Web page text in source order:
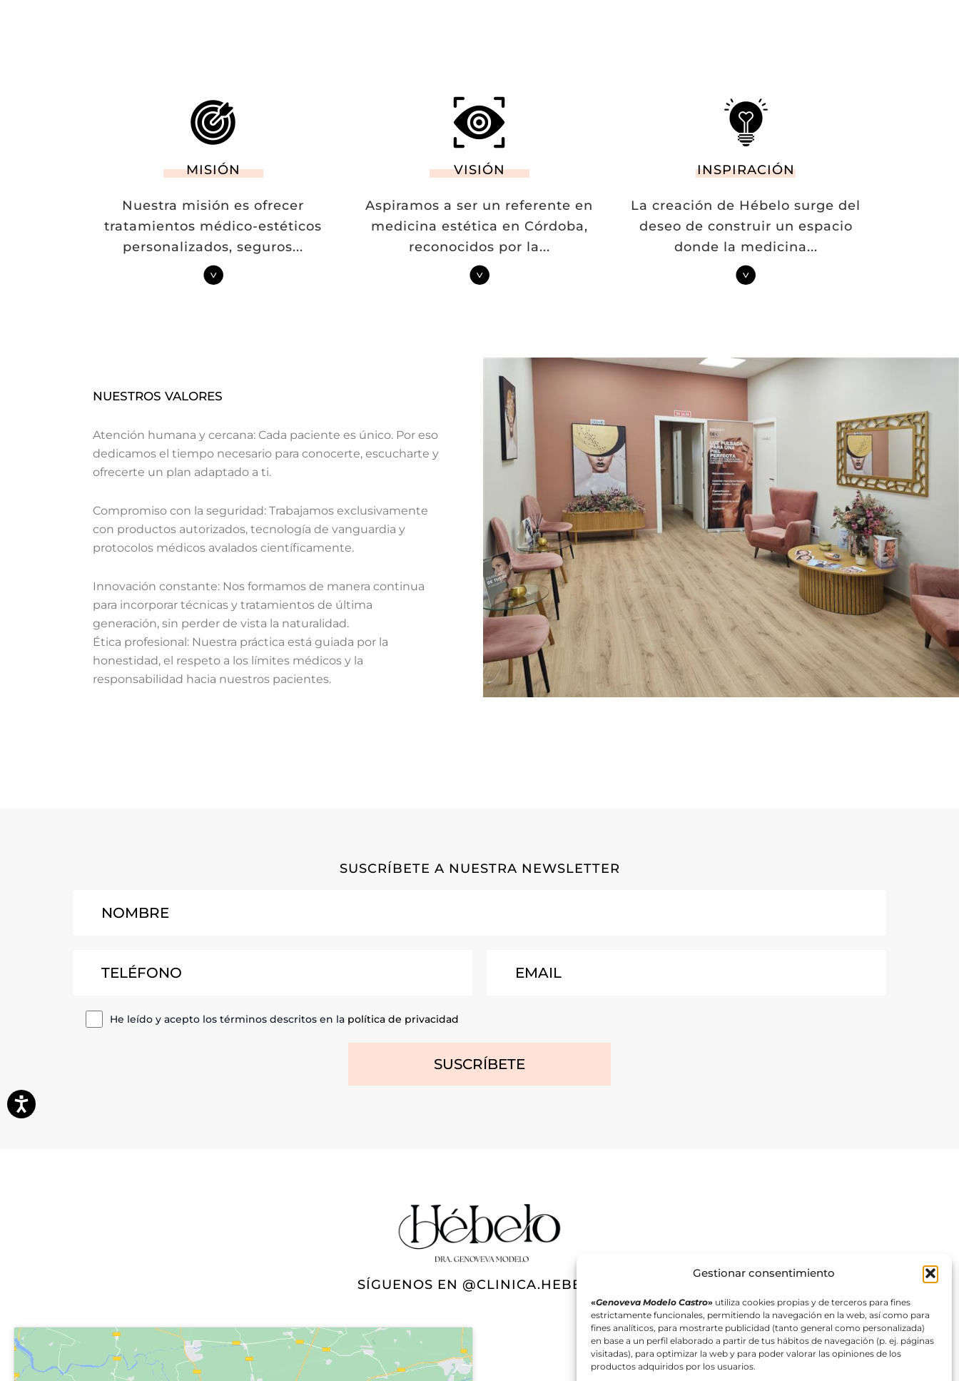
Gestionar consentimiento
«Genoveva Modelo Castro» utiliza cookies propias y de terceros para fines
estrictamente funcionales, permitiendo la navegación en la web, así como para
fines analíticos, para mostrarte publicidad (tanto general como personalizada)
en base a un perfil elaborado a partir de tus hábitos de navegación (p. ej. páginas
visitadas), para optimizar la web y para poder valorar las opiniones de los
productos adquiridos por los usuarios.
MISIÓN
Nuestra misión es ofrecer
tratamientos médico-estéticos
personalizados, seguros...
VISIÓN
Aspiramos a ser un referente en
medicina estética en Córdoba,
reconocidos por la...
INSPIRACIÓN
La creación de Hébelo surge del
deseo de construir un espacio
donde la medicina...
NUESTROS VALORES
Atención humana y cercana: Cada paciente es único. Por eso
dedicamos el tiempo necesario para conocerte, escucharte y
ofrecerte un plan adaptado a ti.
Compromiso con la seguridad: Trabajamos exclusivamente
con productos autorizados, tecnología de vanguardia y
protocolos médicos avalados científicamente.
Innovación constante: Nos formamos de manera continua
para incorporar técnicas y tratamientos de última
generación, sin perder de vista la naturalidad.
Ética profesional: Nuestra práctica está guiada por la
honestidad, el respeto a los límites médicos y la
responsabilidad hacia nuestros pacientes.
SUSCRÍBETE A NUESTRA NEWSLETTER
He leído y acepto los términos descritos en la política de privacidad
SÍGUENOS EN @CLINICA.HEBELO